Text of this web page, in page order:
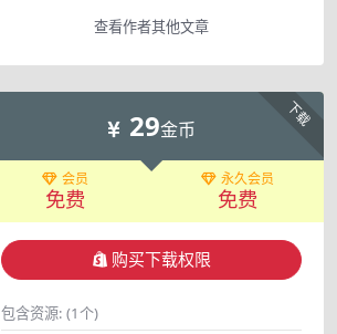
查看作者其他文章
下载
29金币
会员
免费
永久会员
免费
购买下载权限
包含资源: (1个)